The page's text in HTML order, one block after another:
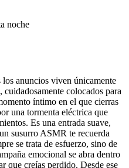
noche
anuncios viven únicamente
colocados para
íntimo en el que cierras
una tormenta eléctrica que
Es una entrada suave,
susurro ASMR te recuerda
se trata de esfuerzo, sino de
emocional se abra dentro
que creías perdido. Desde ese